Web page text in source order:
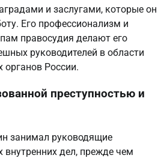
и заслугами, которые он
Его профессионализм и
правосудия делают его
руководителей в области
органов России.
преступностью и
занимал руководящие
внутренних дел, прежде чем